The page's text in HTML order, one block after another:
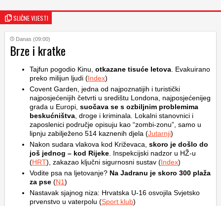
SLIČNE VIJESTI
Danas (09:00)
Brze i kratke
Tajfun pogodio Kinu, otkazane tisuće letova . Evakuirano
preko milijun ljudi (Index)
Covent Garden, jedna od najpoznatijih i turistički
najposjećenijih četvrti u središtu Londona, najposjećenijeg
grada u Europi, suočava se s ozbiljnim problemima
beskućništva , droge i kriminala. Lokalni stanovnici i
zaposlenici područje opisuju kao “zombi-zonu”, samo u
lipnju zabilježeno 514 kaznenih djela (Jutarnji)
Nakon sudara vlakova kod Križevaca, skoro je došlo do
još jednog – kod Rijeke . Inspekcijski nadzor u HŽ-u
(HRT), zakazao ključni sigurnosni sustav (Index)
Vodite psa na ljetovanje? Na Jadranu je skoro 300 plaža
za pse (N1)
Nastavak sjajnog niza: Hrvatska U-16 osvojila Svjetsko
prvenstvo u vaterpolu (Sport klub)